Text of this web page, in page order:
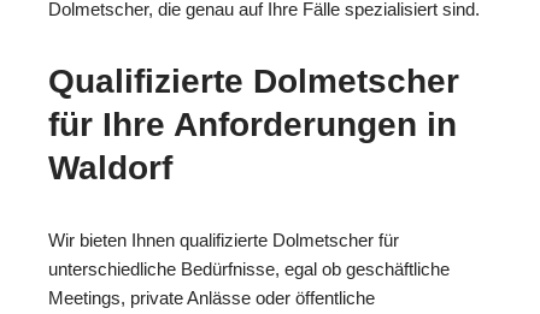
Dolmetscher, die genau auf Ihre Fälle spezialisiert sind.
Qualifizierte Dolmetscher
für Ihre Anforderungen in
Waldorf
Wir bieten Ihnen qualifizierte Dolmetscher für
unterschiedliche Bedürfnisse, egal ob geschäftliche
Meetings, private Anlässe oder öffentliche